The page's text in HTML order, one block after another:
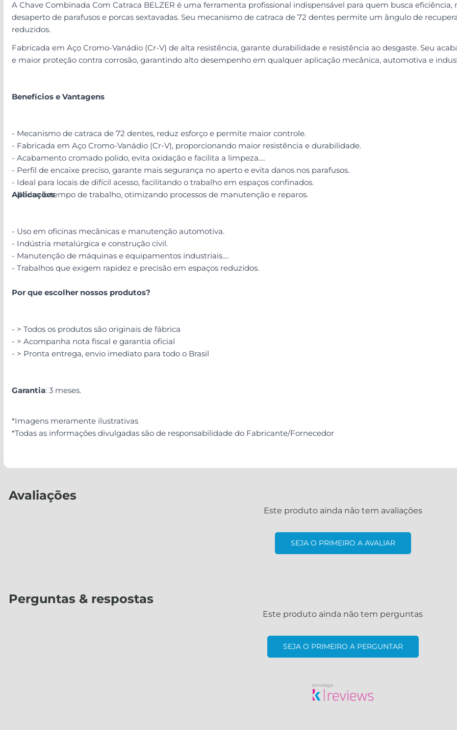
A Chave Combinada Com Catraca BELZER é uma ferramenta profissional indispensável para quem busca
desaperto de parafusos e porcas sextavadas. Seu mecanismo de catraca de 72 dentes permite um ângulo de
reduzidos.
Fabricada em Aço Cromo-Vanádio (Cr-V) de alta resistência, garante durabilidade e resistência ao desgaste. Seu
e maior proteção contra corrosão, garantindo alto desempenho em qualquer aplicação mecânica, automotiva e
Benefícios e Vantagens
- Mecanismo de catraca de 72 dentes, reduz esforço e permite maior controle.
- Fabricada em Aço Cromo-Vanádio (Cr-V), proporcionando maior resistência e durabilidade.
- Acabamento cromado polido, evita oxidação e facilita a limpeza.
- Perfil de encaixe preciso, garante mais segurança no aperto e evita danos nos parafusos.
- Ideal para locais de difícil acesso, facilitando o trabalho em espaços confinados.
- Reduz o tempo de trabalho, otimizando processos de manutenção e reparos.
Aplicações
- Uso em oficinas mecânicas e manutenção automotiva.
- Indústria metalúrgica e construção civil.
- Manutenção de máquinas e equipamentos industriais.
- Trabalhos que exigem rapidez e precisão em espaços reduzidos.
Por que escolher nossos produtos?
- > Todos os produtos são originais de fábrica
- > Acompanha nota fiscal e garantia oficial
- > Pronta entrega, envio imediato para todo o Brasil
Garantia: 3 meses.
*Imagens meramente ilustrativas
*Todas as informações divulgadas são de responsabilidade do Fabricante/Fornecedor
Avaliações
Este produto ainda não tem avaliações
SEJA O PRIMEIRO A AVALIAR
Perguntas & respostas
Este produto ainda não tem perguntas
SEJA O PRIMEIRO A PERGUNTAR